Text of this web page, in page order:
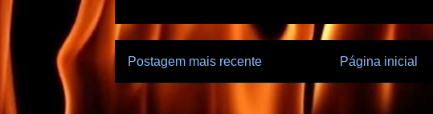
Postagem mais recente Página inicial